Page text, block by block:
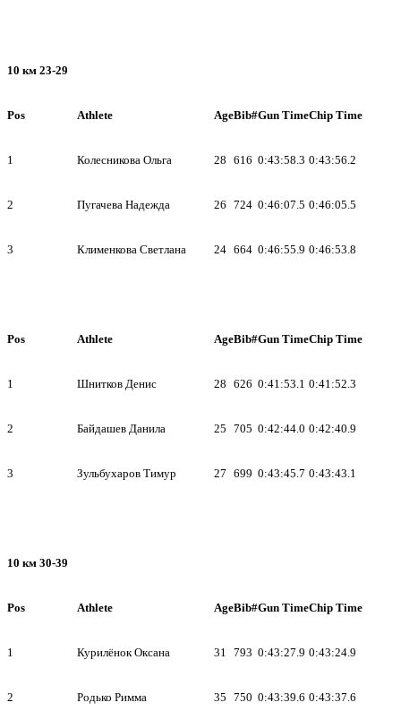
10 км 23-29
Pos Athlete AgeBib#Gun TimeChip Time
1 Колесникова Ольга 28 616 0:43:58.3 0:43:56.2
2 Пугачева Надежда 26 724 0:46:07.5 0:46:05.5
3 Клименкова Светлана 24 664 0:46:55.9 0:46:53.8
Pos Athlete AgeBib#Gun TimeChip Time
1 Шнитков Денис 28 626 0:41:53.1 0:41:52.3
2 Байдашев Данила 25 705 0:42:44.0 0:42:40.9
3 Зульбухаров Тимур 27 699 0:43:45.7 0:43:43.1
10 км 30-39
Pos Athlete AgeBib#Gun TimeChip Time
1 Курилёнок Оксана 31 793 0:43:27.9 0:43:24.9
2 Родько Римма 35 750 0:43:39.6 0:43:37.6